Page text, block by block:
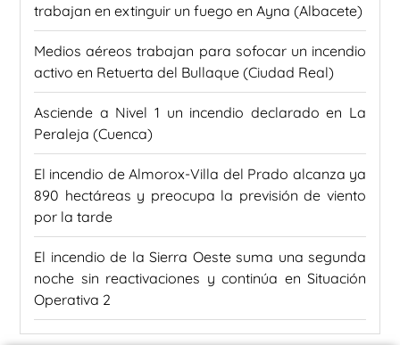
trabajan en extinguir un fuego en Ayna (Albacete)
Medios aéreos trabajan para sofocar un incendio
activo en Retuerta del Bullaque (Ciudad Real)
Asciende a Nivel 1 un incendio declarado en La
Peraleja (Cuenca)
El incendio de Almorox-Villa del Prado alcanza ya
890 hectáreas y preocupa la previsión de viento
por la tarde
El incendio de la Sierra Oeste suma una segunda
noche sin reactivaciones y continúa en Situación
Operativa 2